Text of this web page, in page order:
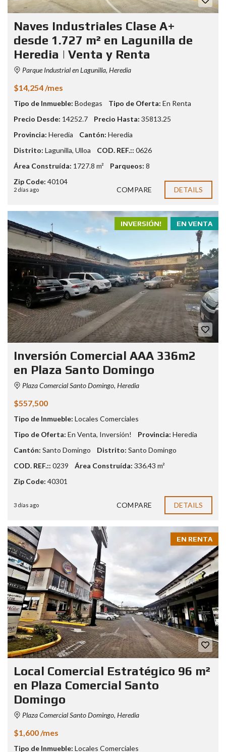
Naves Industriales Clase A+
desde 1.727 m² en Lagunilla de
Heredia | Venta y Renta
Parque Industrial en Lagunilla, Heredia
$14,254 /mes
Tipo de Inmueble: Bodegas Tipo de Oferta: En Renta
Precio Desde: 14252.7 Precio Hasta: 35813.25
Provincia: Heredia Cantón: Heredia
Distrito: Lagunilla, Ulloa COD. REF.:: 0626
Área Construída: 1727.8 m² Parqueos: 8
Zip Code: 40104
2 días ago COMPARE DETAILS
EN VENTA
INVERSIÓN!
Inversión Comercial AAA 336m2
en Plaza Santo Domingo
Plaza Comercial Santo Domingo, Heredia
$557,500
Tipo de Inmueble: Locales Comerciales
Tipo de Oferta: En Venta, Inversión! Provincia: Heredia
Cantón: Santo Domingo Distrito: Santo Domingo
COD. REF.:: 0239 Área Construída: 336.43 m²
Zip Code: 40301
3 días ago COMPARE DETAILS
EN RENTA
Local Comercial Estratégico 96 m²
en Plaza Comercial Santo
Domingo
Plaza Comercial Santo Domingo, Heredia
$1,600 /mes
Tipo de Inmueble: Locales Comerciales